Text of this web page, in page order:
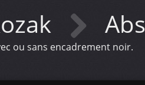
ou sans encadrement noir.